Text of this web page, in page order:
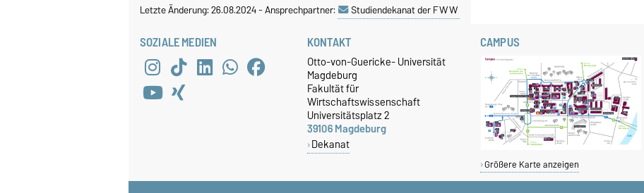
Letzte Änderung: 26.08.2024-Ansprechpartner: Studiendekanat der FWW
SOZIALE MEDIEN KONTAKT
Otto-von-Guericke- Universität
Magdeburg
Fakultät für
Wirtschaftswissenschaft
Universitätsplatz 2
39106 Magdeburg
Dekanat
CAMPUS
Größere Karte anzeigen